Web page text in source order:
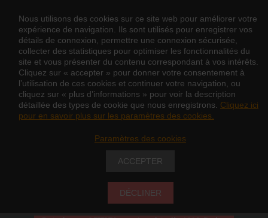
Nous utilisons des cookies sur ce site web pour améliorer votre
expérience de navigation. Ils sont utilisés pour enregistrer vos
détails de connexion, permettre une connexion sécurisée,
collecter des statistiques pour optimiser les fonctionnalités du
site et vous présenter du contenu correspondant à vos intérêts.
Cliquez sur « accepter » pour donner votre consentement à
l’utilisation de ces cookies et continuer votre navigation, ou
cliquez sur « plus d’informations » pour voir la description
détaillée des types de cookie que nous enregistrons. Cliquez ici
pour en savoir plus sur les paramètres des cookies.
Paramètres des cookies
ACCEPTER
DÉCLINER